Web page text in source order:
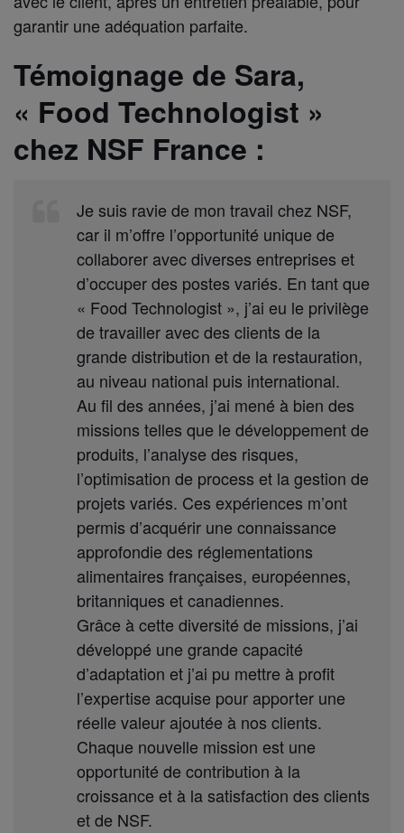
garantir une adéquation parfaite.
Témoignage de Sara,
« Food Technologist »
chez NSF France :
Je suis ravie de mon travail chez NSF,
car il m’offre l’opportunité unique de
collaborer avec diverses entreprises et
d’occuper des postes variés. En tant que
« Food Technologist », j’ai eu le privilège
de travailler avec des clients de la
grande distribution et de la restauration,
au niveau national puis international.
Au fil des années, j’ai mené à bien des
missions telles que le développement de
produits, l’analyse des risques,
l’optimisation de process et la gestion de
projets variés. Ces expériences m’ont
permis d’acquérir une connaissance
approfondie des réglementations
alimentaires françaises, européennes,
britanniques et canadiennes.
Grâce à cette diversité de missions, j’ai
développé une grande capacité
d’adaptation et j’ai pu mettre à profit
l’expertise acquise pour apporter une
réelle valeur ajoutée à nos clients.
Chaque nouvelle mission est une
opportunité de contribution à la
croissance et à la satisfaction des clients
et de NSF.